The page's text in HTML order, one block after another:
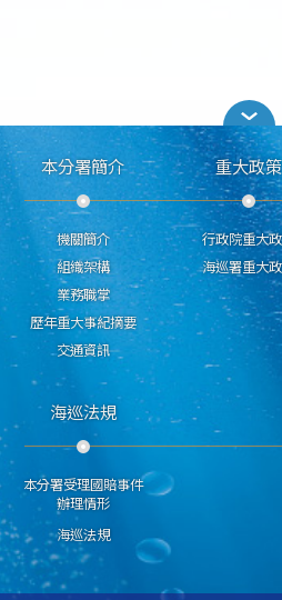
本分署簡介
機關簡介
組織架構
業務職掌
歷年重大事紀摘要
交通資訊
重大政策
行政院重大
海巡署重大
海巡法規
本分署受理國賠事件
辦理情形
海巡法規